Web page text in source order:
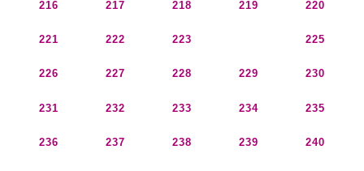
216 217 218 219 220
221 222 223 225
226 227 228 229 230
231 232 233 234 235
236 237 238 239 240